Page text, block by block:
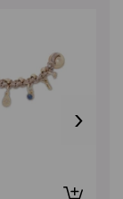
›